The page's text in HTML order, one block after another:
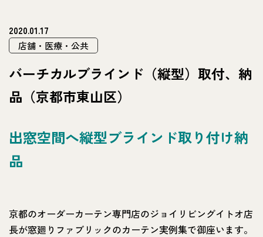
2020.01.17
店舗・医療・公共
バーチカルブラインド（縦型）取付、納
品（京都市東山区）
出窓空間へ縦型ブラインド取り付け納
品
京都のオーダーカーテン専門店のジョイリビングイトオ店
長が窓廻りファブリックのカーテン実例集で御座います。